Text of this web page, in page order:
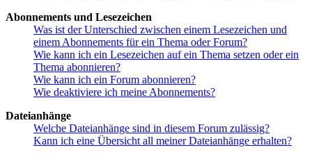
Abonnements und Lesezeichen
Was ist der Unterschied zwischen einem Lesezeichen und
einem Abonnements für ein Thema oder Forum?
Wie kann ich ein Lesezeichen auf ein Thema setzen oder ein
Thema abonnieren?
Wie kann ich ein Forum abonnieren?
Wie deaktiviere ich meine Abonnements?
Dateianhänge
Welche Dateianhänge sind in diesem Forum zulässig?
Kann ich eine Übersicht all meiner Dateianhänge erhalten?